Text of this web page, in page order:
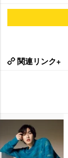
関連リンク+